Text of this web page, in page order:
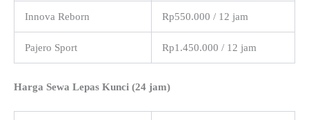
Innova Reborn Rp550.000 / 12 jam
Pajero Sport Rp1.450.000 / 12 jam
Harga Sewa Lepas Kunci (24 jam)